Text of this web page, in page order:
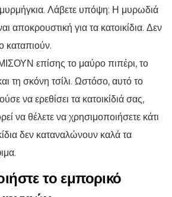
μυρμήγκια. Λάβετε υπόψη: Η μυρωδιά
αποκρουστική για τα κατοικίδια. Δεν
καταπιούν.
επίσης το μαύρο πιπέρι, το
τη σκόνη τσίλι. Ωστόσο, αυτό το
να ερεθίσει τα κατοικίδιά σας,
να θέλετε να χρησιμοποιήσετε κάτι
δεν καταναλώνουν καλά τα
το εμπορικό